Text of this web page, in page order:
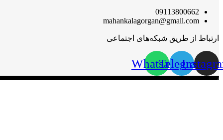
09113800662
mahankalagorgan@gmail.com
ارتباط از طریق شبکه‌های اجتماعی
Telegram
Whatsapp